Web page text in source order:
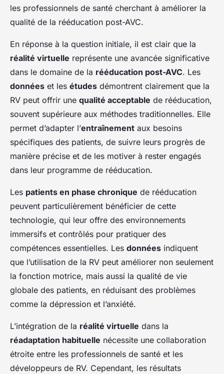
les professionnels de santé cherchant à améliorer la
qualité de la rééducation post-AVC.
En réponse à la question initiale, il est clair que la
réalité virtuelle représente une avancée significative
dans le domaine de la rééducation post-AVC. Les
données et les études démontrent clairement que la
RV peut offrir une qualité acceptable de rééducation,
souvent supérieure aux méthodes traditionnelles. Elle
permet d’adapter l’entraînement aux besoins
spécifiques des patients, de suivre leurs progrès de
manière précise et de les motiver à rester engagés
dans leur programme de rééducation.
Les patients en phase chronique de rééducation
peuvent particulièrement bénéficier de cette
technologie, qui leur offre des environnements
immersifs et contrôlés pour pratiquer des
compétences essentielles. Les données indiquent
que l’utilisation de la RV peut améliorer non seulement
la fonction motrice, mais aussi la qualité de vie
globale des patients, en réduisant des problèmes
comme la dépression et l’anxiété.
L’intégration de la réalité virtuelle dans la
réadaptation habituelle nécessite une collaboration
étroite entre les professionnels de santé et les
développeurs de RV. Cependant, les résultats